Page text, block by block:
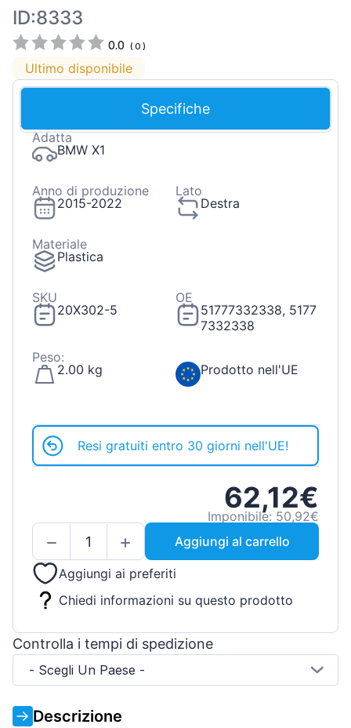
ID:8333
0.0 (0 )
Ultimo disponibile
Specifiche
Adatta
BMW X1
Anno di produzione
2015-2022
Lato
Destra
Materiale
Plastica
SKU
20X302-5
OE
51777332338, 5177
7332338
Peso:
2.00 kg
Prodotto nell'UE
Resi gratuiti entro 30 giorni nell'UE!
62,12€
Imponibile: 50,92€
Aggiungi al carrello
Aggiungi ai preferiti
Chiedi informazioni su questo prodotto
Controlla i tempi di spedizione
- Scegli Un Paese -
Descrizione